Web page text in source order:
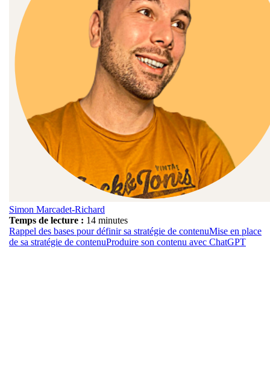
Simon Marcadet-Richard
Temps de lecture : 14 minutes
Rappel des bases pour définir sa stratégie de contenuMise en place
de sa stratégie de contenuProduire son contenu avec ChatGPT